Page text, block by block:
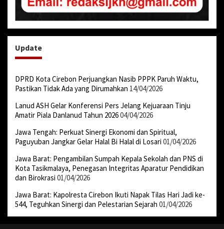
Update
DPRD Kota Cirebon Perjuangkan Nasib PPPK Paruh Waktu,
Pastikan Tidak Ada yang Dirumahkan 14/04/2026
Lanud ASH Gelar Konferensi Pers Jelang Kejuaraan Tinju
Amatir Piala Danlanud Tahun 202604/04/2026
Jawa Tengah: Perkuat Sinergi Ekonomi dan Spiritual,
Paguyuban Jangkar Gelar Halal Bi Halal di Losari 01/04/2026
Jawa Barat: Pengambilan Sumpah Kepala Sekolah dan PNS di
Kota Tasikmalaya, Penegasan Integritas Aparatur Pendidikan
dan Birokrasi 01/04/2026
Jawa Barat: Kapolresta Cirebon Ikuti Napak Tilas Hari Jadi ke-
544, Teguhkan Sinergi dan Pelestarian Sejarah 01/04/2026